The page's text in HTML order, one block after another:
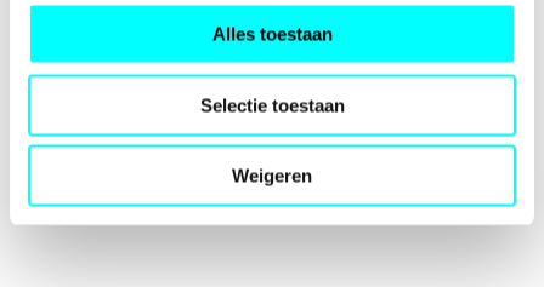
Alles toestaan
Selectie toestaan
Weigeren